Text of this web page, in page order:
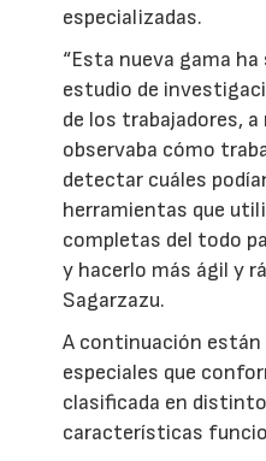
especializadas.
“Esta nueva gama
estudio de
de los trabajadores, a
observaba cómo
detectar cuáles
herramientas que
completas del todo
y hacerlo más ágil y
Sagarzazu.
A continuación
especiales que
clasificada en
características